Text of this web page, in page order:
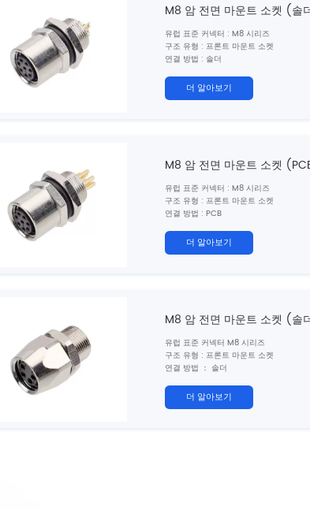
M8 암 전면 마운트 소켓 (솔
유럽 ​​표준 커넥터 : M8 시리즈
구조 유형 : 프론트 마운트 소켓
연결 방법 : 솔더
연락처 번호 : 3, 4 ,5, 6,8 핀
케이블 재료 : 단일 와이어
더 알아보기
M8 암 전면 마운트 소켓
유럽 ​​표준 커넥터 : M8 시리즈
구조 유형 : 프론트 마운트 소켓
연결 방법 : PCB
연락처 번호 : 3, 4 ,5, 6,8 핀
차폐 : 아니요
더 알아보기
M8 암 전면 마운트 소켓 (솔
유럽 ​​표준 커넥터 M8 시리즈
구조 유형 : 프론트 마운트 소켓
연결 방법 ： 솔더
연락처 번호 : 3,4,5,6,8 핀
방패 : 아니요
더 알아보기